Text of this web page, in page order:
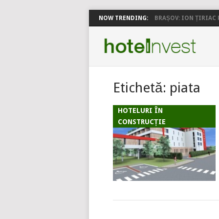
NOW TRENDING: BRAȘOV: ION ȚIRIAC
Etichetă: piata
HOTELURI ÎN
CONSTRUCȚIE